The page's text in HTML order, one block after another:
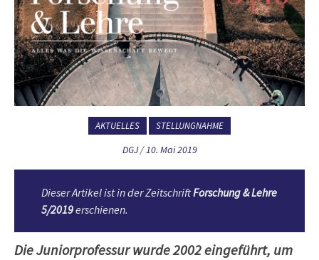
AKTUELLES STELLUNGNAHME
DGJ/10. Mai 2019
Dieser Artikel ist in der ZeitschriftForschung & Lehre
5/2019erschienen.
Die Juniorprofessur wurde 2002 eingeführt, um